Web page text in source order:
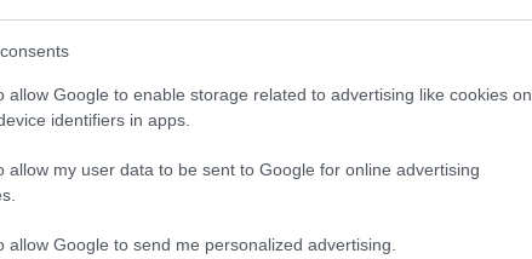
allow Google to enable storage related to advertising like cookies on
identifiers in apps.
allow my user data to be sent to Google for online advertising
allow Google to send me personalized advertising.